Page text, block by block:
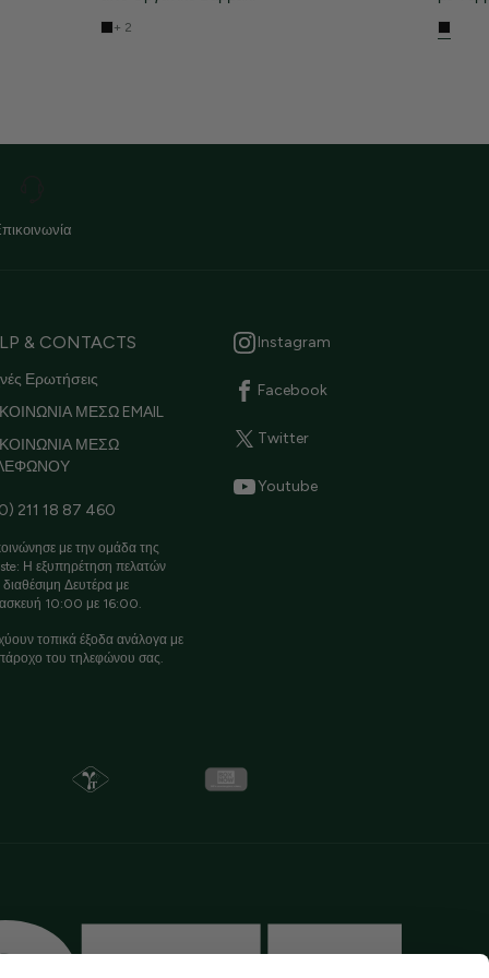
+ 2
& CONTACTS
Ερωτήσεις
ΜΕΣΩ EMAIL
ΜΕΣΩ
211 18 87 460
με την ομάδα της
Η εξυπηρέτηση πελατών
διαθέσιμη Δευτέρα με
10:00 με 16:00.
τοπικά έξοδα ανάλογα με
του τηλεφώνου σας.
Instagram
Facebook
Twitter
Youtube